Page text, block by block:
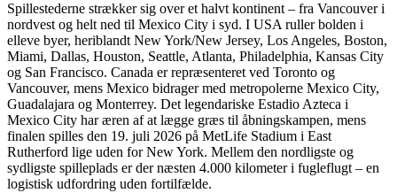
Spillestederne strækker sig over et halvt kontinent – fra Vancouver i
nordvest og helt ned til Mexico City i syd. I USA ruller bolden i
elleve byer, heriblandt New York/New Jersey, Los Angeles, Boston,
Miami, Dallas, Houston, Seattle, Atlanta, Philadelphia, Kansas City
og San Francisco. Canada er repræsenteret ved Toronto og
Vancouver, mens Mexico bidrager med metropolerne Mexico City,
Guadalajara og Monterrey. Det legendariske Estadio Azteca i
Mexico City har æren af at lægge græs til åbningskampen, mens
finalen spilles den 19. juli 2026 på MetLife Stadium i East
Rutherford lige uden for New York. Mellem den nordligste og
sydligste spilleplads er der næsten 4.000 kilometer i fugleflugt – en
logistisk udfordring uden fortilfælde.